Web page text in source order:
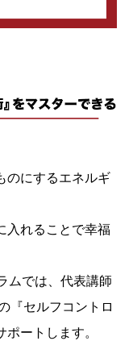
のにするエネルギ
入れることで幸福
では、代表講師
『セルフコントロ
ートします。